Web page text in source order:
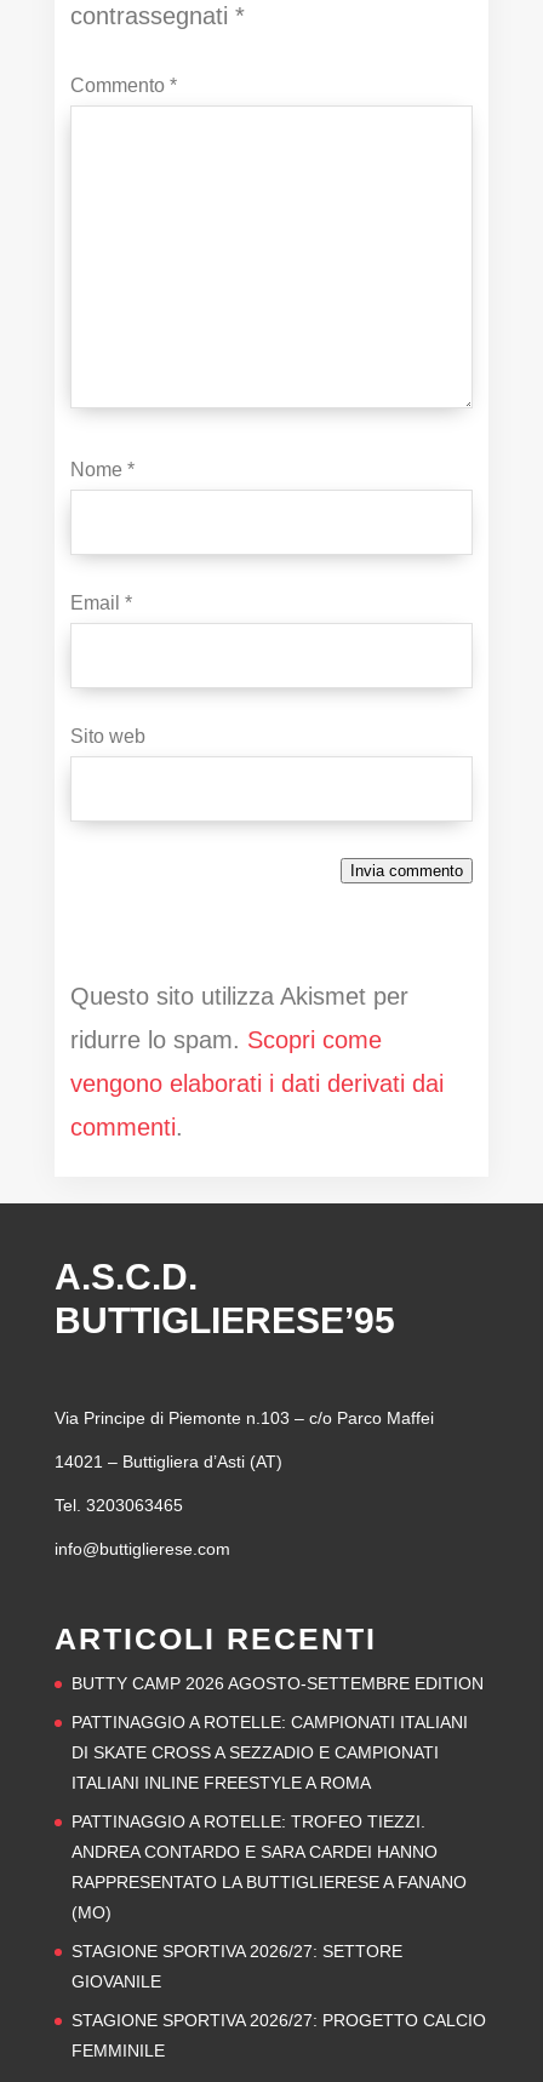
contrassegnati*
Commento*
Nome*
Email*
Sito web
Invia commento
Questo sito utilizza Akismet per
ridurre lo spam. Scopri come
vengono elaborati i dati derivati dai
commenti.
A.S.C.D.
BUTTIGLIERESE’95
Via Principe di Piemonte n.103 – c/o Parco Maffei
14021 – Buttigliera d’Asti (AT)
Tel. 3203063465
info@buttiglierese.com
ARTICOLI RECENTI
BUTTY CAMP 2026 AGOSTO-SETTEMBRE EDITION
PATTINAGGIO A ROTELLE: CAMPIONATI ITALIANI
DI SKATE CROSS A SEZZADIO E CAMPIONATI
ITALIANI INLINE FREESTYLE A ROMA
PATTINAGGIO A ROTELLE: TROFEO TIEZZI.
ANDREA CONTARDO E SARA CARDEI HANNO
RAPPRESENTATO LA BUTTIGLIERESE A FANANO
(MO)
STAGIONE SPORTIVA 2026/27: SETTORE
GIOVANILE
STAGIONE SPORTIVA 2026/27: PROGETTO CALCIO
FEMMINILE